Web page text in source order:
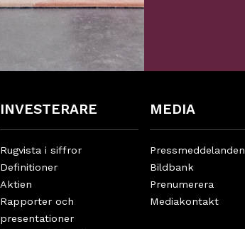
INVESTERARE
Rugvista i siffror
Definitioner
Aktien
Rapporter och
presentationer
MEDIA
Pressmeddelanden
Bildbank
Prenumerera
Mediakontakt